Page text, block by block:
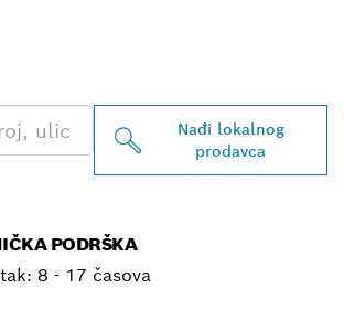
Nađi lokalnog
prodavca
PODRŠKA
8 - 17 časova